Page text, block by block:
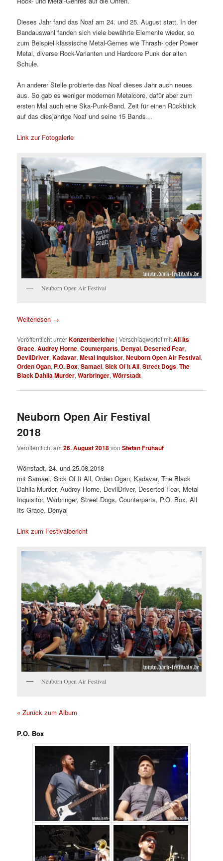
Dieses Jahr fand das Noaf am 24. und 25. August statt. In der
Bandauswahl fanden sich viele bewährte Elemente wieder, so
zum Beispiel klassische Metal-Gernes wie Thrash- oder Power
Metal, diverse Rock-Varianten und Hardcore Punk der alten
Schule.
An anderer Stelle probierte das Noaf dieses Jahr auch neues
aus. So gab es weniger modernen Metalcore, dafür aber zum
ersten Mal auch eine Ska-Punk-Band. Zeit für einen Rückblick
auf das diesjährige Noaf und seine 15 Bands…
Link zur Fotogalerie
Neuborn Open Air Festival
Weiterlesen →
Veröffentlicht unterKonzertberichte |Verschlagwortet mitAll Its
Grace,Audrey Horne,Counterparts, Denyal, Deserted Fear,
DevilDriver,Kadavar,Metal Inquisitor,Neuborn Open Air Festival,
Orden Ogan, P.O. Box,Samael,Sick Of It All,Street Dogs,The
Black Dahlia Murder,Warbringer,Wörrstadt
Neuborn Open Air Festival
2018
Veröffentlicht am26. August 2018vonStefan Frühauf
Wörrstadt, 24. und 25.08.2018
mit Samael, Sick Of It All, Orden Ogan, Kadavar, The Black
Dahlia Murder, Audrey Horne, DevilDriver, Deserted Fear, Metal
Inquisitor, Warbringer, Street Dogs, Counterparts, P.O. Box, All
Its Grace, Denyal
Link zum Festivalbericht
Neuborn Open Air Festival
« Zurück zum Album
P.O. Box